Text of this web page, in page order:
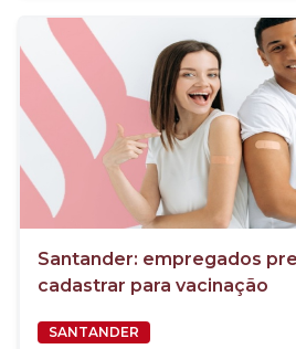
Santander: empregados
cadastrar para vacinação
SANTANDER